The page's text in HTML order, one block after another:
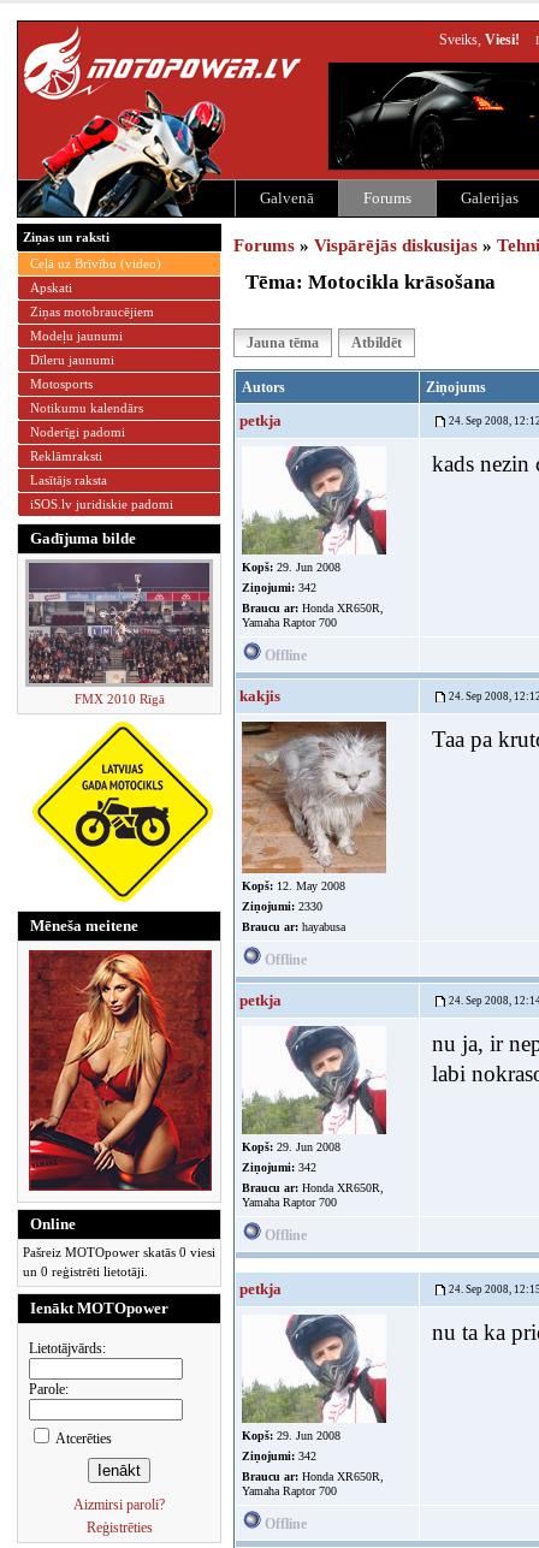
Sveiks, Viesi!
Galvenā Forums Galerijas
Ziņas un raksti
Ceļā uz Brīvību (video)
Apskati
Ziņas motobraucējiem
Modeļu jaunumi
Dīleru jaunumi
Motosports
Notikumu kalendārs
Noderīgi padomi
Reklāmraksti
Lasītājs raksta
iSOS.lv juridiskie padomi
Gadījuma bilde
FMX 2010 Rīgā
Mēneša meitene
Online
Pašreiz MOTOpower skatās 0 viesi
un 0 reģistrēti lietotāji.
Ienākt MOTOpower
Lietotājvārds:
Parole:
Atcerēties
Aizmirsi paroli?
Reģistrēties
Forums » Vispārējās diskusijas »
Tēma: Motocikla krāsošana
Jauna tēma Atbildēt
Autors Ziņojums
petkja 24. Sep 2008,
Kopš: 29. Jun 2008
Ziņojumi: 342
Braucu ar: Honda XR650R,
Yamaha Raptor 700
kads nezin
Offline
kakjis 24. Sep 2008,
Kopš: 12. May 2008
Ziņojumi: 2330
Braucu ar: hayabusa
Taa pa
Offline
petkja 24. Sep 2008,
Kopš: 29. Jun 2008
Ziņojumi: 342
Braucu ar: Honda XR650R,
Yamaha Raptor 700
nu ja, ir
labi
Offline
petkja 24. Sep 2008,
Kopš: 29. Jun 2008
Ziņojumi: 342
Braucu ar: Honda XR650R,
Yamaha Raptor 700
nu ta ka
Offline